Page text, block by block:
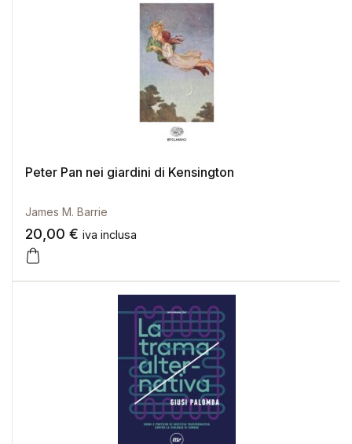
Peter Pan nei giardini di Kensington
James M. Barrie
20,00 € iva inclusa